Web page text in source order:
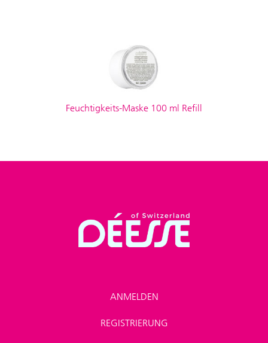
Feuchtigkeits-Maske 100 ml Refill
ANMELDEN
REGISTRIERUNG